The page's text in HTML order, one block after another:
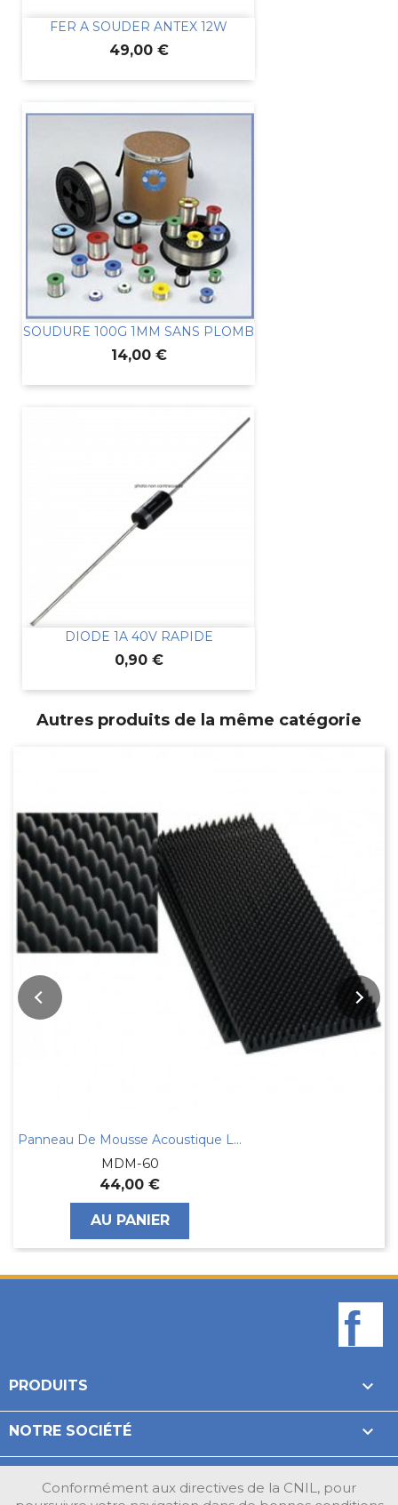
Conformément aux directives de la CNIL, pour
FER A SOUDER ANTEX 12W
Prix
49,00 €
SOUDURE 100G 1MM SANS PLOMB
Prix
14,00 €
DIODE 1A 40V RAPIDE
Prix
0,90 €
Autres produits de la même catégorie
Panneau De Mousse Acoustique La Paire
MDM-60
44,00 €
AU PANIER
PRODUITS 
NOTRE SOCIÉTÉ 